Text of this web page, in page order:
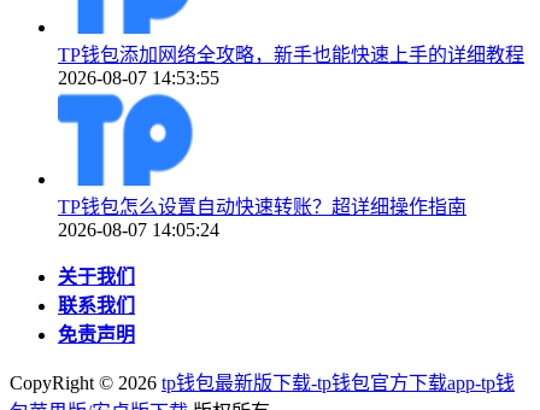
TP钱包添加网络全攻略，新手也能快速上手的详细教程
2026-08-07 14:53:55
TP钱包怎么设置自动快速转账？超详细操作指南
2026-08-07 14:05:24
关于我们
联系我们
免责声明
CopyRight © 2026 tp钱包最新版下载-tp钱包官方下载app-tp钱